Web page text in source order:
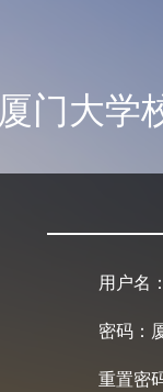
厦门大学
用户名
密码：
重置密